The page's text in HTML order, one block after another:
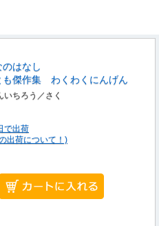
はなし
も傑作集 わくわくにんげん
いちろう／さく
で出荷
出荷について！)